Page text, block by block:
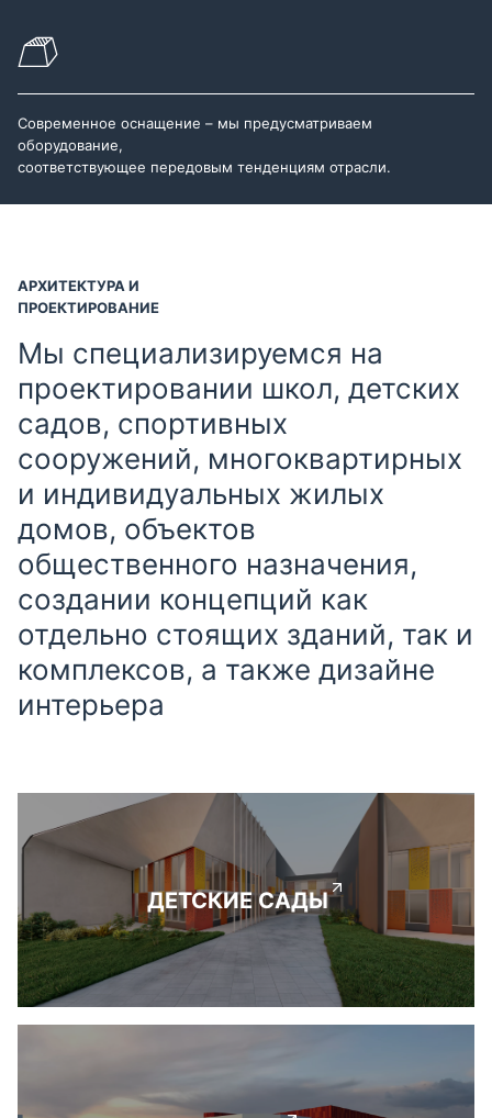
Современное оснащение – мы предусматриваем
оборудование,
соответствующее передовым тенденциям отрасли.
АРХИТЕКТУРА И
ПРОЕКТИРОВАНИЕ
Мы специализируемся на
проектировании школ, детских
садов, спортивных
сооружений, многоквартирных
и индивидуальных жилых
домов, объектов
общественного назначения,
создании концепций как
отдельно стоящих зданий, так и
комплексов, а также дизайне
интерьера
ДЕТСКИЕ САДЫ